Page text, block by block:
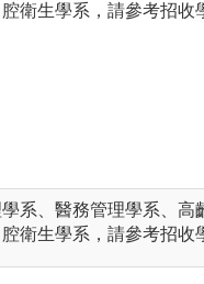
衛生學系，請參考招收
系、醫務管理學系、高
衛生學系，請參考招收